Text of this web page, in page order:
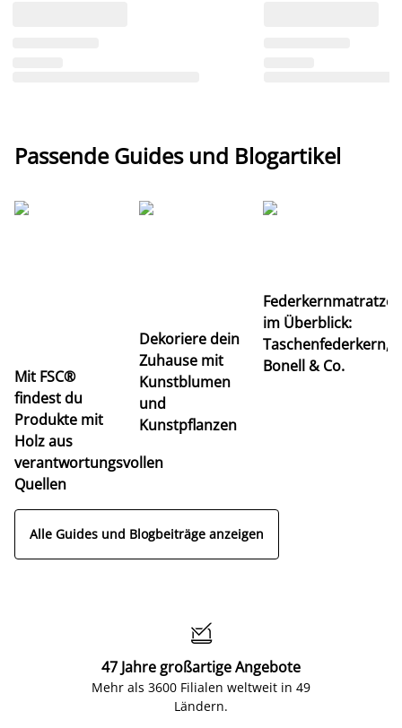
Passende Guides und Blogartikel
Mit FSC®
findest du
Produkte mit
Holz aus
verantwortungsvollen
Quellen
Dekoriere dein
Zuhause mit
Kunstblumen
und
Kunstpflanzen
im Überblick:
Taschenfederkern,
Bonell & Co.
Alle Guides und Blogbeiträge anzeigen

47 Jahre großartige Angebote
Mehr als 3600 Filialen weltweit in 49
Ländern.